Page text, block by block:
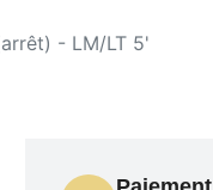
- LM/LT 5'